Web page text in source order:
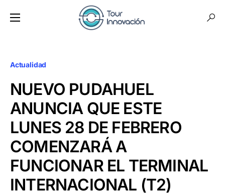
Actualidad
NUEVO PUDAHUEL
ANUNCIA QUE ESTE
LUNES 28 DE FEBRERO
COMENZARÁ A
FUNCIONAR EL TERMINAL
INTERNACIONAL (T2)